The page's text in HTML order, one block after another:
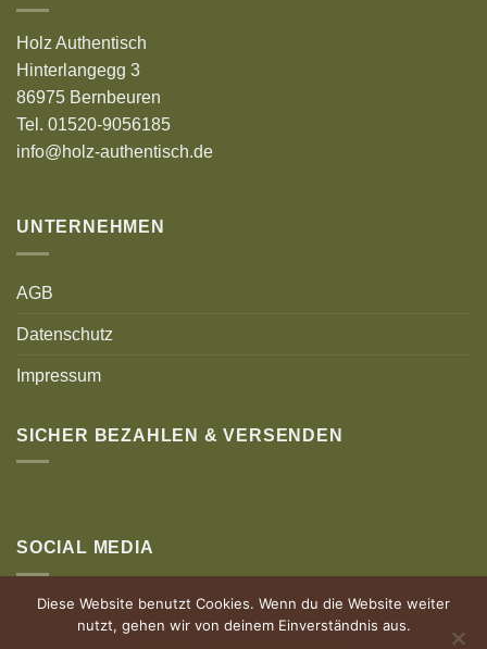
Holz Authentisch
Hinterlangegg 3
86975 Bernbeuren
Tel. 01520-9056185
info@holz-authentisch.de
UNTERNEHMEN
AGB
Datenschutz
Impressum
SICHER BEZAHLEN & VERSENDEN
SOCIAL MEDIA
Diese Website benutzt Cookies. Wenn du die Website weiter
nutzt, gehen wir von deinem Einverständnis aus.